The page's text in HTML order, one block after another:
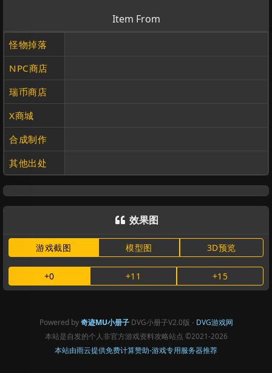
Item From
怪物掉落
NPC商店
瑞币商店
X商城
合成制作
其他出处
 效果图
游戏截图 模型图 3D预览
+0 +11 +15
Powered by奇迹MU小册子DVG小册子V2.0版 - DVG游戏网
本站是自发的个人非官方游戏资料攻略站点 ©2021-2026
本站由雨云提供免费计算赞助-游戏专用服务器推荐